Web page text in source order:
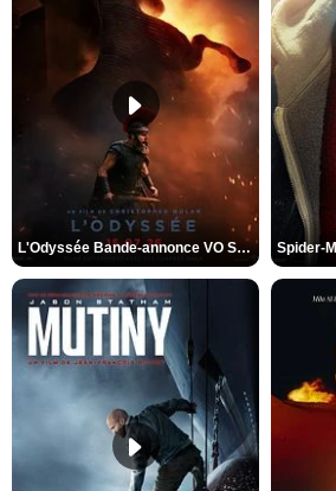
L'Odyssée Bande-annonce VO STFR